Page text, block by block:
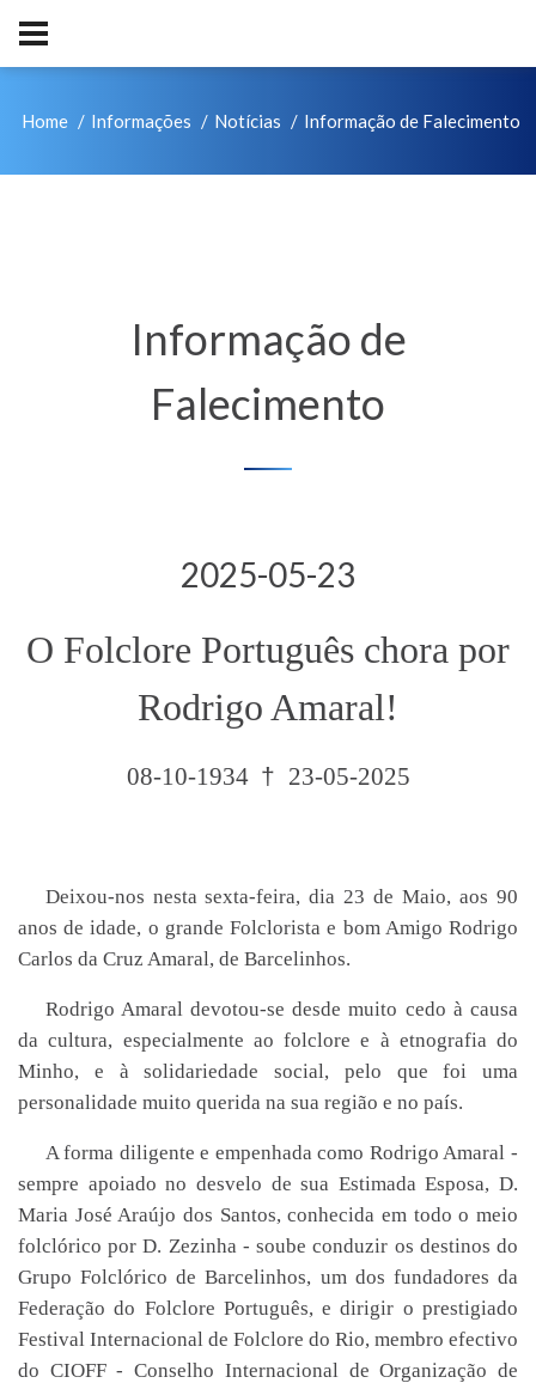
Home Informações Notícias Informação de Falecimento
Informação de
Falecimento
2025-05-23
O Folclore Português chora por
Rodrigo Amaral!
08-10-1934 † 23-05-2025
Deixou-nos nesta sexta-feira, dia 23 de Maio, aos 90
anos de idade, o grande Folclorista e bom Amigo Rodrigo
Carlos da Cruz Amaral, de Barcelinhos.
Rodrigo Amaral devotou-se desde muito cedo à causa
da cultura, especialmente ao folclore e à etnografia do
Minho, e à solidariedade social, pelo que foi uma
personalidade muito querida na sua região e no país.
A forma diligente e empenhada como Rodrigo Amaral -
sempre apoiado no desvelo de sua Estimada Esposa, D.
Maria José Araújo dos Santos, conhecida em todo o meio
folclórico por D. Zezinha - soube conduzir os destinos do
Grupo Folclórico de Barcelinhos, um dos fundadores da
Federação do Folclore Português, e dirigir o prestigiado
Festival Internacional de Folclore do Rio, membro efectivo
do CIOFF - Conselho Internacional de Organização de